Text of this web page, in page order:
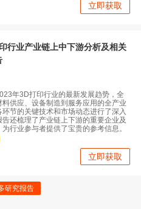
立即获取
行业产业链上中下游分析及相关
年3D打印行业的最新发展趋势，全
供应、设备制造到服务应用的全产业
节的关键技术和市场动态进行了深入
还梳理了产业链上下游的重要企业及
行业参与者提供了宝贵的参考信息。
立即获取
研究报告